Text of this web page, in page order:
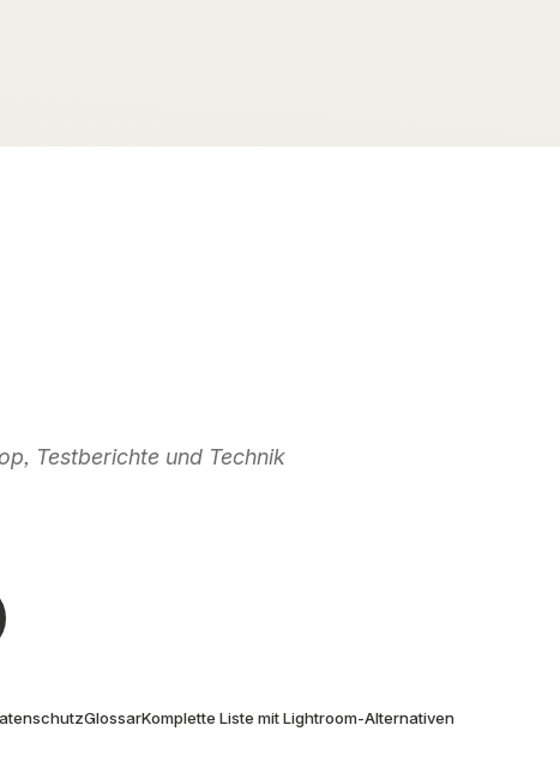
Testberichte und Technik
GlossarKomplette Liste mit Lightroom-Alternativen